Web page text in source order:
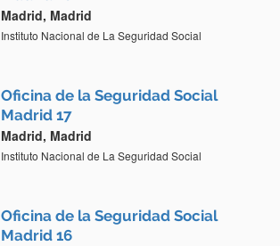
Madrid, Madrid
Instituto Nacional de La Seguridad Social
Oficina de la Seguridad Social
Madrid 17
Madrid, Madrid
Instituto Nacional de La Seguridad Social
Oficina de la Seguridad Social
Madrid 16